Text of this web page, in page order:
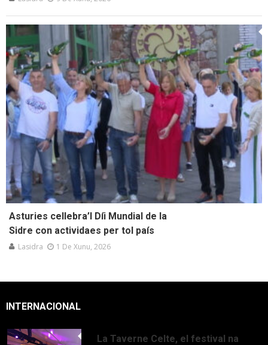
Asturies cellebra’l Díi Mundial de la
Sidre con actividaes per tol país
Lasidra 1 De Xunu, 2026
INTERNACIONAL
La Taverne Celte, el festival na